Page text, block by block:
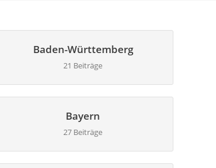
Baden-Württemberg
21 Beiträge
Bayern
27 Beiträge